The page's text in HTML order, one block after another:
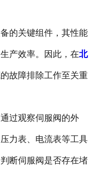
的关键组件，其性能
产效率。因此，在北
故障排除工作至关重
过观察伺服阀的外
力表、电流表等工具
断伺服阀是否存在堵